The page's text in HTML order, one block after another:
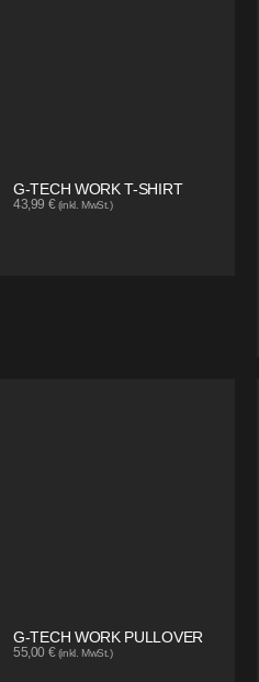
G-TECH WORK T-SHIRT
43,99 € (inkl. MwSt.)
G-TECH WORK PULLOVER
55,00 € (inkl. MwSt.)